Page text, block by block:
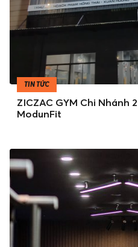
TIN TỨC
ZICZAC GYM Chi Nhánh
ModunFit